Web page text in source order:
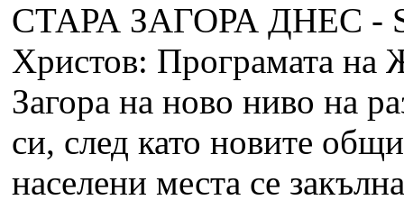
СТАРА ЗАГОРА ДНЕС -
Христов: Програмата на
Загора на ново ниво на
си, след като новите
населени места се